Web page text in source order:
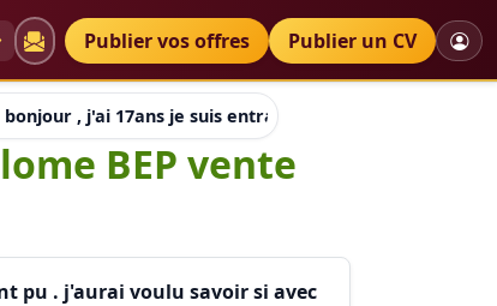
Diplômes Petites annonces
Publier vos offres Publier un CV
bonjour , j'ai 17ans je suis entrain de passé mon
BEP vente
pu . j'aurai voulu savoir si avec